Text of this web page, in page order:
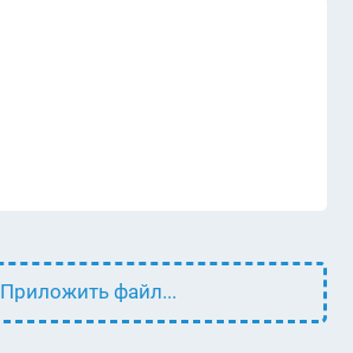
Приложить файл...